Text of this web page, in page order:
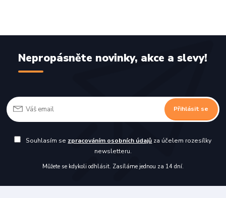
Nepropásněte novinky, akce a slevy!
Přihlásit se
Souhlasím se zpracováním osobních údajů za účelem rozesílky
newsletteru.
Můžete se kdykoli odhlásit. Zasíláme jednou za 14 dní.